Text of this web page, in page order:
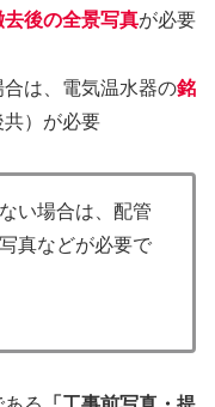
去後の全景写真が必要
合は、電気温水器の銘
共）が必要
い場合は、配管
真などが必要で